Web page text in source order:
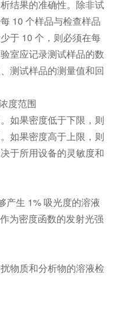
结果的准确性。除非试
10 个样品与检查样品
于 10 个，则必须在每
室应记录测试样品的数
测试样品的测量值和回
度范围
如果密度低于下限，则
如果密度高于上限，则
于所用设备的灵敏度和
生 1% 吸光度的溶液
为密度函数的发射光强
物质和分析物的溶液检